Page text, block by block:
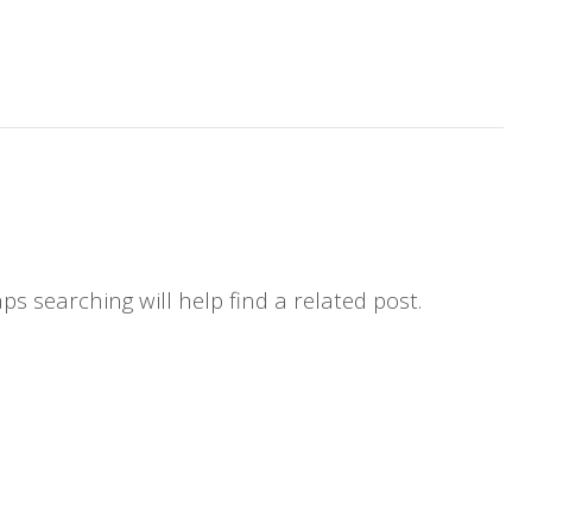
searching will help find a related post.